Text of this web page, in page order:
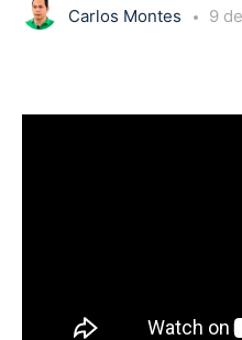
Carlos Montes 9